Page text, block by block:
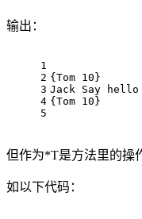
输出：
1
2
3
4
5
{Tom 10}
Jack
Say hello
{Tom 10}
但作为*T是方法里的操
如以下代码：